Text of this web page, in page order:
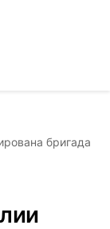
бригада